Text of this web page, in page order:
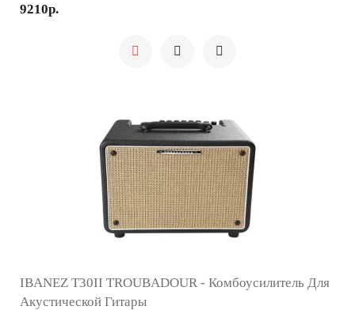
9210р.
IBANEZ T30II TROUBADOUR - Комбоусилитель Для
Акустической Гитары